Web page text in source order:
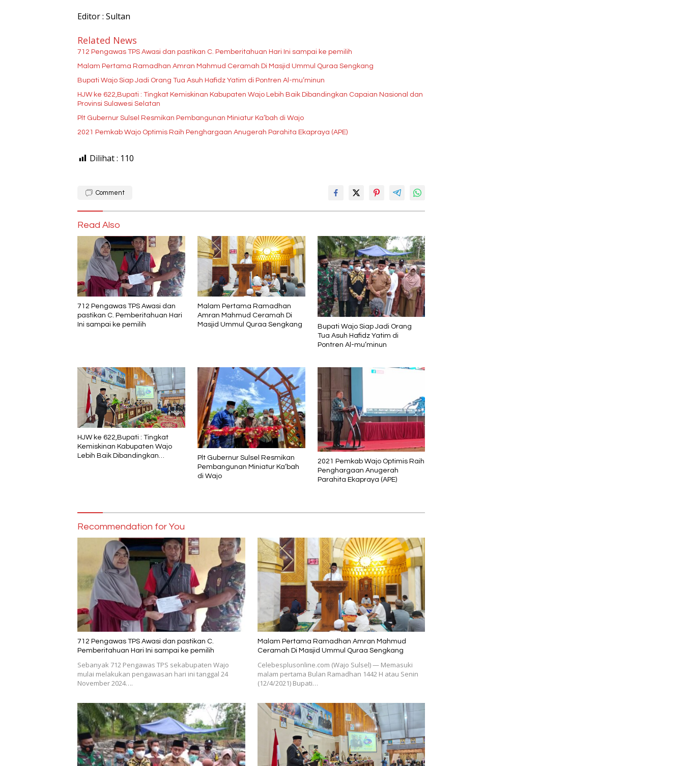
Editor : Sultan
Related News
712 Pengawas TPS Awasi dan pastikan C. Pemberitahuan Hari Ini sampai ke pemilih
Malam Pertama Ramadhan Amran Mahmud Ceramah Di Masjid Ummul Quraa Sengkang
Bupati Wajo Siap Jadi Orang Tua Asuh Hafidz Yatim di Pontren Al-mu’minun
HJW ke 622,Bupati : Tingkat Kemiskinan Kabupaten Wajo Lebih Baik Dibandingkan Capaian Nasional dan
Provinsi Sulawesi Selatan
Plt Gubernur Sulsel Resmikan Pembangunan Miniatur Ka’bah di Wajo
2021 Pemkab Wajo Optimis Raih Penghargaan Anugerah Parahita Ekapraya (APE)
Dilihat : 110
Comment
Read Also
712 Pengawas TPS Awasi dan
pastikan C. Pemberitahuan Hari
Ini sampai ke pemilih
Malam Pertama Ramadhan
Amran Mahmud Ceramah Di
Masjid Ummul Quraa Sengkang
Bupati Wajo Siap Jadi Orang
Tua Asuh Hafidz Yatim di
Pontren Al-mu’minun
HJW ke 622,Bupati : Tingkat
Kemiskinan Kabupaten Wajo
Lebih Baik Dibandingkan
Plt Gubernur Sulsel Resmikan
Pembangunan Miniatur Ka’bah
di Wajo
2021 Pemkab Wajo Optimis Raih
Penghargaan Anugerah
Parahita Ekapraya (APE)
Recommendation for You
712 Pengawas TPS Awasi dan pastikan C.
Pemberitahuan Hari Ini sampai ke pemilih
Sebanyak 712 Pengawas TPS sekabupaten Wajo
mulai melakukan pengawasan hari ini tanggal 24
November 2024….
Malam Pertama Ramadhan Amran Mahmud
Ceramah Di Masjid Ummul Quraa Sengkang
Celebesplusonline.com (Wajo Sulsel) — Memasuki
malam pertama Bulan Ramadhan 1442 H atau Senin
(12/4/2021) Bupati…